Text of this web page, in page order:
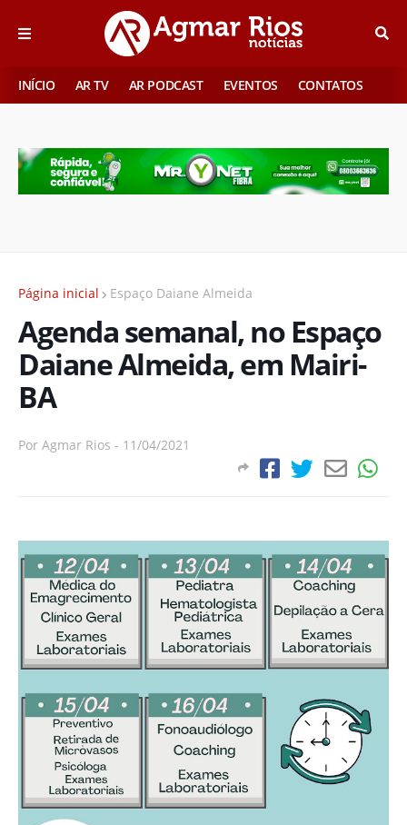
INÍCIO AR TV AR PODCAST EVENTOS CONTATOS
Página inicial Espaço Daiane Almeida
Agenda semanal, no Espaço
Daiane Almeida, em Mairi-
BA
Por Agmar Rios - 11/04/2021